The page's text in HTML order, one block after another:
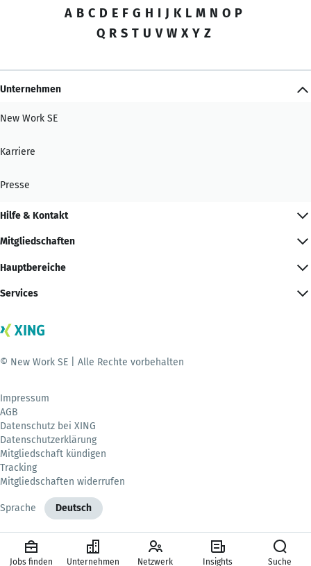
A B C D E F G H I J K L M N O P
Q R S T U V W X Y Z
Unternehmen
New Work SE
Karriere
Presse
Hilfe & Kontakt
Mitgliedschaften
Hauptbereiche
Services
© New Work SE | Alle Rechte vorbehalten
Impressum
AGB
Datenschutz bei XING
Datenschutzerklärung
Mitgliedschaft kündigen
Tracking
Mitgliedschaften widerrufen
Sprache Deutsch
Jobs finden Unternehmen Netzwerk Insights Suche